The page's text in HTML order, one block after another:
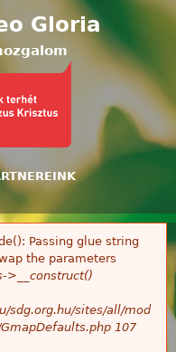
Gloria
Passing glue string
the parameters
>__construct()
sdg.org.hu/sites/all/mod
107